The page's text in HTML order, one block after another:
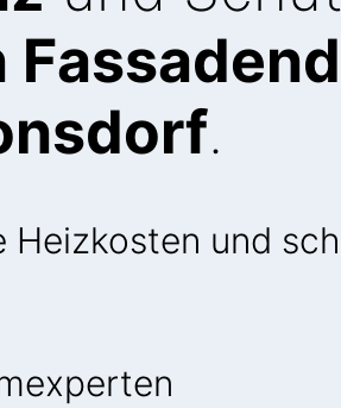
.
Heizkosten und